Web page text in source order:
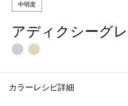
中明度
アディクシーグ
カラーレシピ詳細